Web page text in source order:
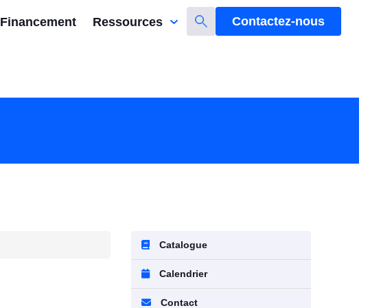
Financement Ressources Contactez-nous
Catalogue
Calendrier
Contact